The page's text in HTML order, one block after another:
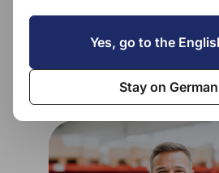
Kostenlos
Demo
Yes, go to the
Stay on